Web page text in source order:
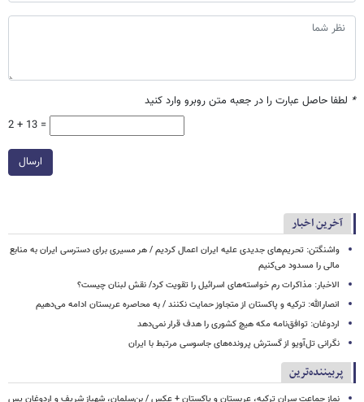
* لطفا حاصل عبارت را در جعبه متن روبرو وارد کنید
2 + 13 =
ارسال
آخرین اخبار
واشنگتن: تحریم‌های جدیدی علیه ایران اعمال کردیم / هر مسیری برای دسترسی ایران به منابع
مالی را مسدود می‌کنیم
الاخبار: مذاکرات رم خواسته‌های اسرائیل را تقویت کرد/ نقش لبنان چیست؟
انصارالله: ترکیه و پاکستان از متجاوز حمایت نکنند / به محاصره عربستان ادامه می‌دهیم
اردوغان: توافق‌نامه مکه هیچ کشوری را هدف قرار نمی‌دهد
نگرانی تل‌آویو از گسترش پرونده‌های جاسوسی مرتبط با ایران
پربیننده‌ترین